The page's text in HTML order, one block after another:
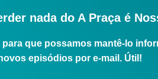
nada do A Praça é
para que possamos mantê-lo
episódios por e-mail. Útil!